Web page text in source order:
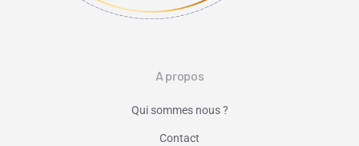
A propos
Qui sommes nous ?
Contact